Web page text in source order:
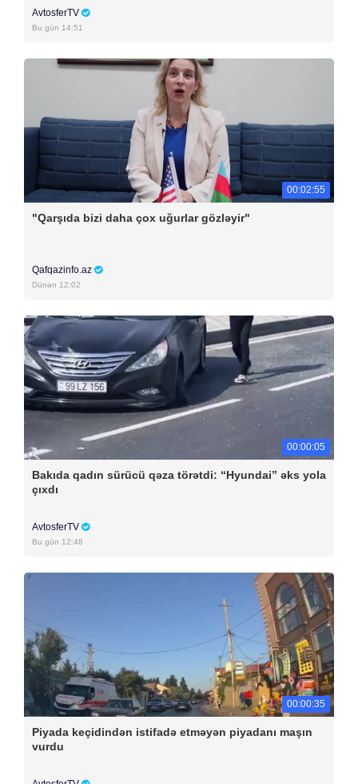
AvtosferTV
Bu gün 14:51
00:02:55
"Qarşıda bizi daha çox uğurlar gözləyir"
Qafqazinfo.az
Dünən 12:02
00:00:05
Bakıda qadın sürücü qəza törətdi: “Hyundai” əks yola
çıxdı
AvtosferTV
Bu gün 12:48
00:00:35
Piyada keçidindən istifadə etməyən piyadanı maşın
vurdu